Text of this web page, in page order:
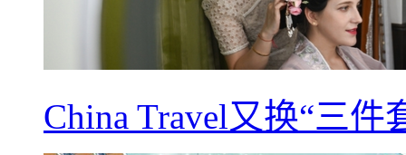
China Travel又换“三